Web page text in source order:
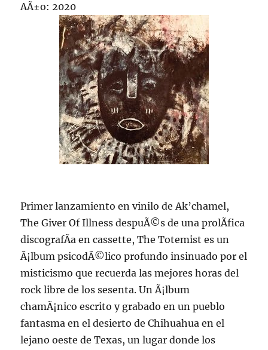
AÃ±o: 2020
Primer lanzamiento en vinilo de Ak’chamel,
The Giver Of Illness despuÃ©s de una prolÃ­fica
discografÃ­a en cassette, The Totemist es un
Ã¡lbum psicodÃ©lico profundo insinuado por el
misticismo que recuerda las mejores horas del
rock libre de los sesenta. Un Ã¡lbum
chamÃ¡nico escrito y grabado en un pueblo
fantasma en el desierto de Chihuahua en el
lejano oeste de Texas, un lugar donde los